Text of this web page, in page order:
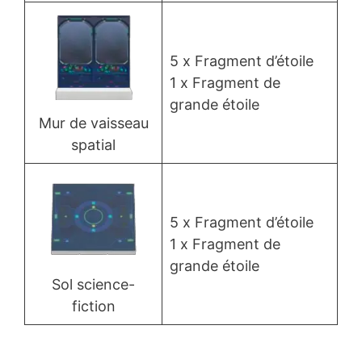
Mur de vaisseau
spatial
5 x Fragment d’étoile
1 x Fragment de
grande étoile
Sol science-
fiction
5 x Fragment d’étoile
1 x Fragment de
grande étoile